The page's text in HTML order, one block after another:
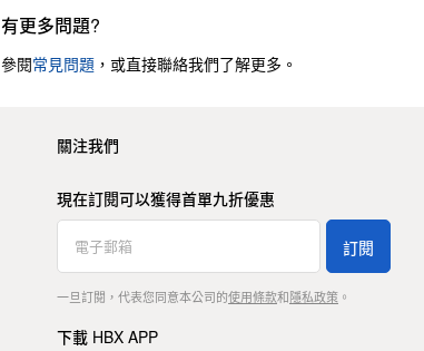
有更多問題?
參閱常見問題 ，或直接聯絡我們了解更多。
關注我們
現在訂閱可以獲得首單九折優惠
訂閱
一旦訂閱，代表您同意本公司的使用條款和隱私政策。
下載 HBX APP